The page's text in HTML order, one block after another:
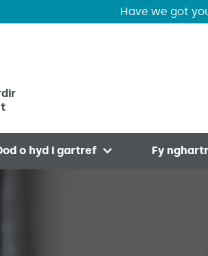
Have we got
o hyd i gartref
Fy